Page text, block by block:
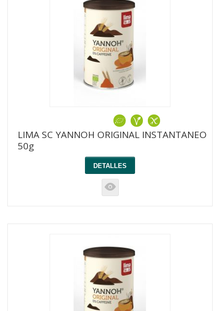
LIMA SC YANNOH ORIGINAL INSTANTANEO
50g
DETALLES
K